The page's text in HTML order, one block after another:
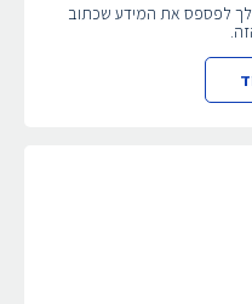
לפספס את המידע שכתוב